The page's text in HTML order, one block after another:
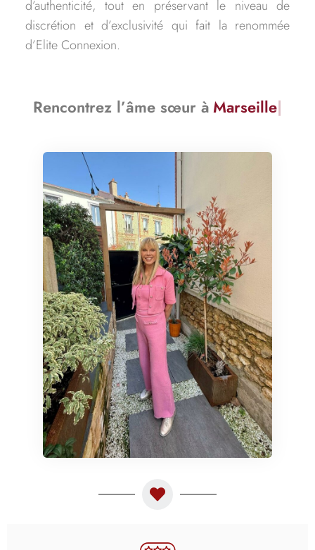
d’authenticité, tout en préservant le niveau de
discrétion et d’exclusivité qui fait la renommée
d’Elite Connexion.
Rencontrez l’âme sœur àStrasbourg